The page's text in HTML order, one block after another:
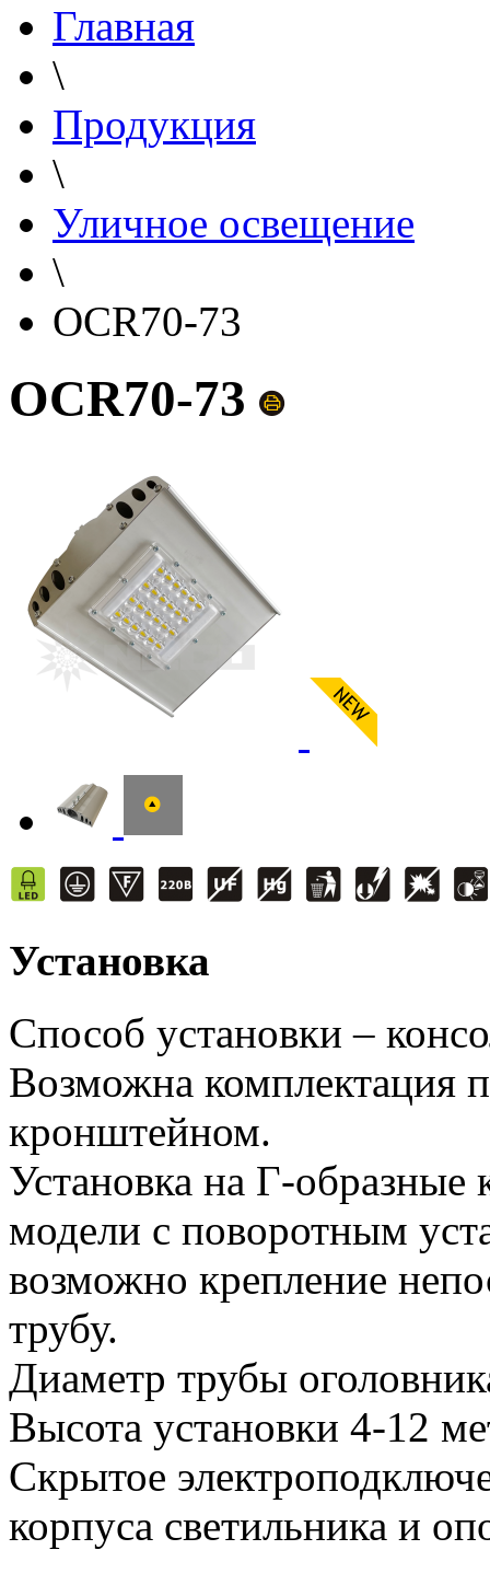
Главная
\
Продукция
\
Уличное освещение
\
OCR70-73
OCR70-73
Установка
Способ установки –
Возможна комплектация
кронштейном.
Установка на Г-
модели с поворотным
возможно крепление
трубу.
Диаметр трубы
Высота установки 4-12
Скрытое
корпуса светильника и